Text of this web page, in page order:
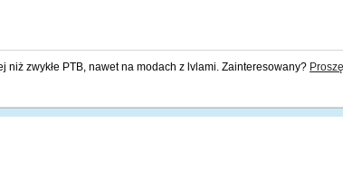
niż zwykłe PTB, nawet na modach z lvlami. Zainteresowany?